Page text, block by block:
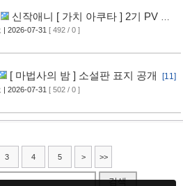
신작애니 [ 가치 아쿠타 ] 2기 PV 영
[13]
| 2026-07-31 [ 492 / 0 ]
[ 마법사의 밤 ] 소설판 표지 공개 [11]
| 2026-07-31 [ 502 / 0 ]
3 4 5 > >>
검색